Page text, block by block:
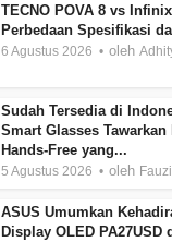
TECNO POVA 8 vs
Perbedaan Spesifikasi
6 Agustus 2026 oleh
Sudah Tersedia di
Smart Glasses Tawarkan
Hands-Free yang...
5 Agustus 2026 oleh
ASUS Umumkan
Display OLED PA27USD